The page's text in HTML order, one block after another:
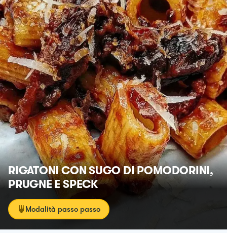
RIGATONI CON SUGO DI POMODORINI,
PRUGNE E SPECK
Modalità passo passo